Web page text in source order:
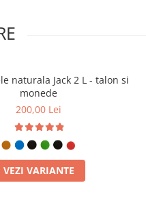
naturala Jack 2 L - talon si
monede
200,00 Lei
VEZI VARIANTE